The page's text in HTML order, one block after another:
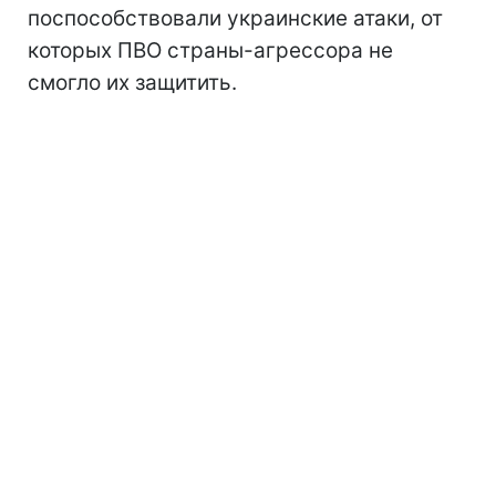
поспособствовали украинские атаки, от
которых ПВО страны-агрессора не
смогло их защитить.